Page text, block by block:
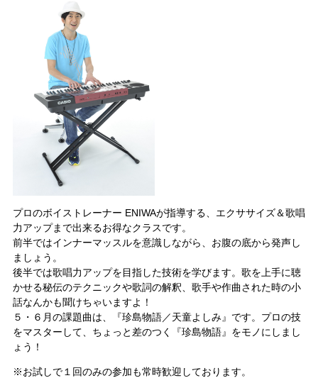
プロのボイストレーナー ENIWAが指導する、エクササイズ＆歌唱
力アップまで出来るお得なクラスです。
前半ではインナーマッスルを意識しながら、お腹の底から発声し
ましょう。
後半では歌唱力アップを目指した技術を学びます。歌を上手に聴
かせる秘伝のテクニックや歌詞の解釈、歌手や作曲された時の小
話なんかも聞けちゃいますよ！
５・６月の課題曲は、『珍島物語／天童よしみ』です。プロの技
をマスターして、ちょっと差のつく『珍島物語』をモノにしまし
ょう！
※お試しで１回のみの参加も常時歓迎しております。